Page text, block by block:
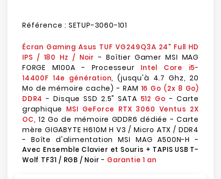
Référence : SETUP-3060-101
Écran Gaming Asus TUF VG249Q3A 24" Full HD
IPS / 180 Hz / Noir - Boîtier Gamer MSI MAG
FORGE M100A - Processeur Intel Core i5-
14400F 14e génération, (jusqu'à 4.7 Ghz, 20
Mo de mémoire cache) - RAM 16 Go (2x 8 Go)
DDR4 - Disque SSD 2.5" SATA 512 Go - Carte
graphique MSI GeForce RTX 3060 Ventus 2X
OC, 12 Go de mémoire GDDR6 dédiée - Carte
mère GIGABYTE H610M H V3 / Micro ATX / DDR4
- Boîte d'alimentation MSI MAG A500N-H -
Avec Ensemble Clavier et Souris + TAPIS USB T-
Wolf TF31 / RGB / Noir - Garantie 1 an